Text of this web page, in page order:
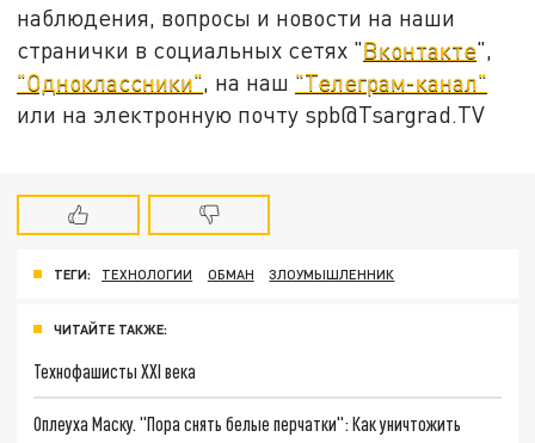
наблюдения, вопросы и новости на наши
странички в социальных сетях "Вконтакте",
"Одноклассники" , на наш "Телеграм-канал"
или на электронную почту spb@Tsargrad.TV
ТЕГИ: ТЕХНОЛОГИИ ОБМАН ЗЛОУМЫШЛЕННИК
ЧИТАЙТЕ ТАКЖЕ:
Технофашисты XXI века
Оплеуха Маску. "Пора снять белые перчатки": Как уничтожить